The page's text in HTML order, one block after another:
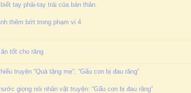
tay phải-tay trái của bản thân.
thêm bớt trong phạm vi 4
tốt cho răng
truyện “Quà tặng mẹ”; “Gấu con bị đau răng”
giọng nói nhân vật truyện: “Gấu con bị đau răng”